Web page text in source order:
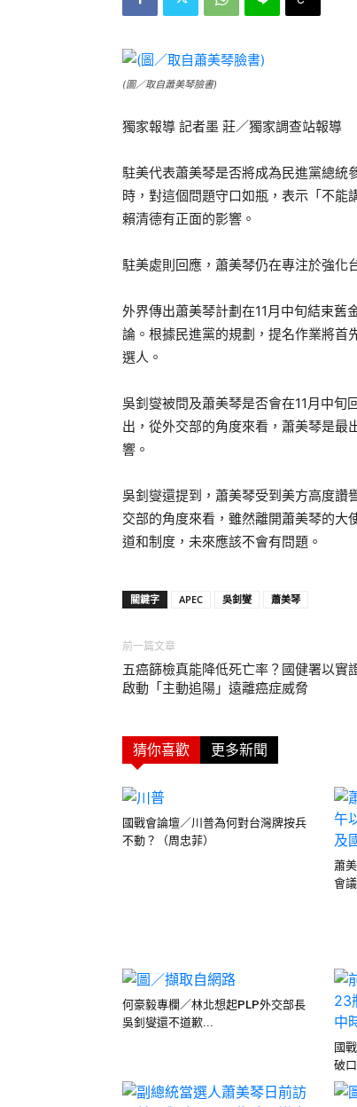
(圖／取自蕭美琴臉書)
獨家報導 記者墨 莊／獨家調查站報導
駐美代表蕭美琴是否將成為民進黨總統
時，對這個問題守口如瓶，表示「不能
賴清德有正面的影響。
駐美處則回應，蕭美琴仍在專注於強化
外界傳出蕭美琴計劃在11月中旬結束舊
論。根據民進黨的規劃，提名作業將首
選人。
吳釗燮被問及蕭美琴是否會在11月中旬
出，從外交部的角度來看，蕭美琴是最
響。
吳釗燮還提到，蕭美琴受到美方高度讚
交部的角度來看，雖然離開蕭美琴的大
道和制度，未來應該不會有問題。
關鍵字 APEC 吳釗燮 蕭美琴
前一篇文章
五癌篩檢真能降低死亡率？國健署以實
啟動「主動追陽」遠離癌症威脅
猜你喜歡 更多新聞
國戰會論壇／川普為何對台灣牌按兵
不動？（周忠菲）
蕭
會
何豪毅專欄／林北想起PLP外交部長
吳釗燮還不道歉...
國
破